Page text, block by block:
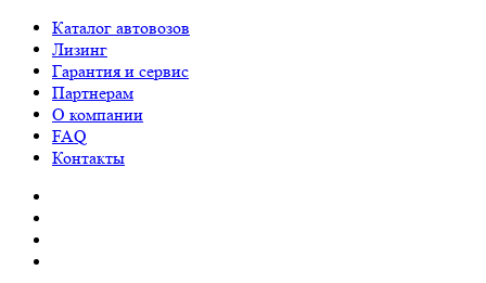
Каталог автовозов
Лизинг
Гарантия и сервис
Партнерам
О компании
FAQ
Контакты